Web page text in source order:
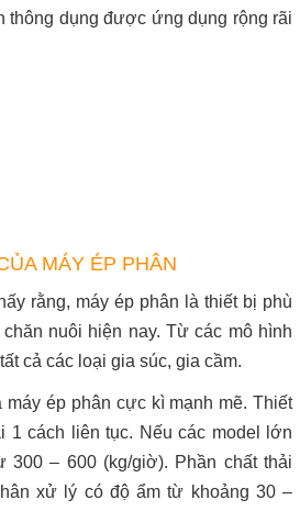
thông dụng được ứng dụng rộng rãi
MÁY ÉP PHÂN
rằng, máy ép phân là thiết bị phù
nuôi hiện nay. Từ các mô hình
cả các loại gia súc, gia cầm.
ép phân cực kì mạnh mẽ. Thiết
1 cách liên tục. Nếu các model lớn
300 – 600 (kg/giờ). Phần chất thải
xử lý có độ ẩm từ khoảng 30 –